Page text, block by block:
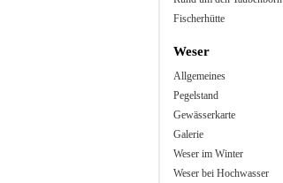
Fischerhütte
Weser
Allgemeines
Pegelstand
Gewässerkarte
Galerie
Weser im Winter
Weser bei Hochwasser